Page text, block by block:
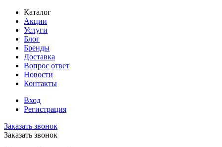
Каталог
Акции
Услуги
Блог
Бренды
Доставка
Вопрос ответ
Новости
Контакты
Вход
Регистрация
Заказать звонок
Заказать звонок